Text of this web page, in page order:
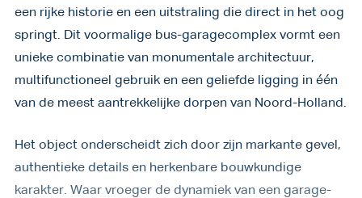
een rijke historie en een uitstraling die direct in het oog
springt. Dit voormalige bus-garagecomplex vormt een
unieke combinatie van monumentale architectuur,
multifunctioneel gebruik en een geliefde ligging in één
van de meest aantrekkelijke dorpen van Noord-Holland.
Het object onderscheidt zich door zijn markante gevel,
authentieke details en herkenbare bouwkundige
karakter. Waar vroeger de dynamiek van een garage-